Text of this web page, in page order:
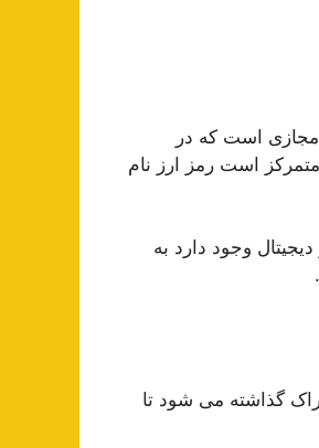
مجازی است که در
است رمز ارز نام
دیجیتال هر روز روبه افزایش است در حال حاضر بیش از 5000 ارز دیجیتال وجود دارد به
گذاشته می شود تا